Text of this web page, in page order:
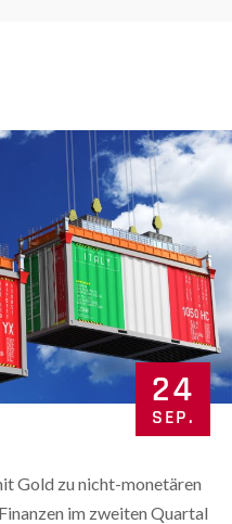
24
SEP.
Gold zu nicht-monetären
im zweiten Quartal